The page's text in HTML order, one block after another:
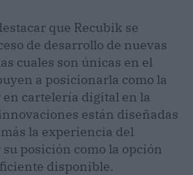
que Recubik se
de desarrollo de nuevas
cuales son únicas en el
a posicionarla como la
cartelería digital en la
están diseñadas
la experiencia del
posición como la opción
disponible.